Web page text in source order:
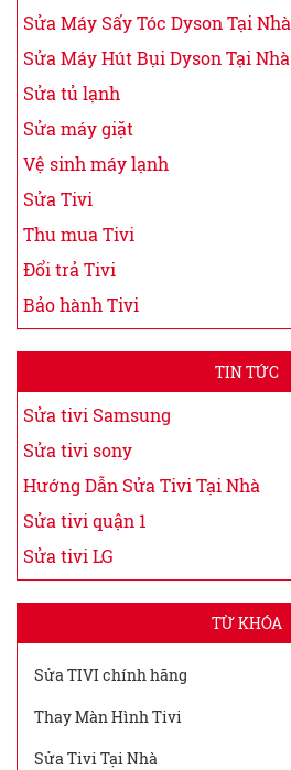
Sửa Máy Sấy Tóc Dyson Tại Nhà
Sửa Máy Hút Bụi Dyson Tại Nhà
Sửa tủ lạnh
Sửa máy giặt
Vệ sinh máy lạnh
Sửa Tivi
Thu mua Tivi
Đổi trả Tivi
Bảo hành Tivi
TIN TỨC
Sửa tivi Samsung
Sửa tivi sony
Hướng Dẫn Sửa Tivi Tại Nhà
Sửa tivi quận 1
Sửa tivi LG
TỪ KHÓA
Sửa TIVI chính hãng
Thay Màn Hình Tivi
Sửa Tivi Tại Nhà